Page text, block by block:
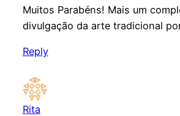
Muitos Parabéns! Mais um
divulgação da arte tradicional
Reply
Rita